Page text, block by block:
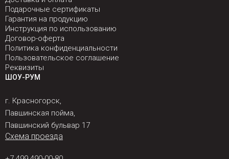
Подарочные сертификаты
Гарантия на продукцию
Инструкция по использованию
Договор-оферта
Политика конфиденциальности
Пользовательское соглашение
Реквизиты
ШОУ-РУМ
г. Красногорск,
Павшинская пойма,
Павшинский бульвар 17
Схема проезда